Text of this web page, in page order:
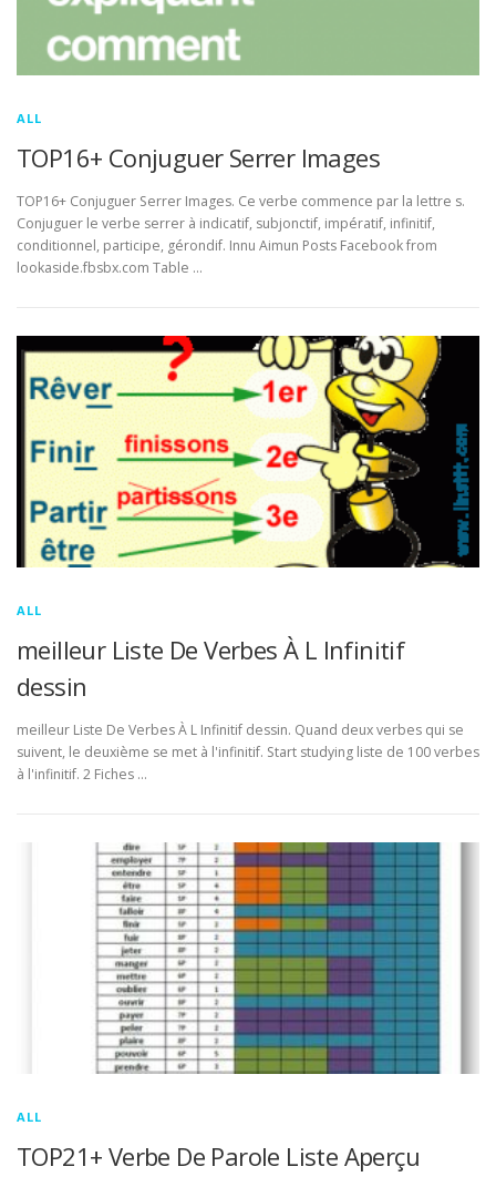
ALL
TOP16+ Conjuguer Serrer Images
TOP16+ Conjuguer Serrer Images. Ce verbe commence par la lettre s.
Conjuguer le verbe serrer à indicatif, subjonctif, impératif, infinitif,
conditionnel, participe, gérondif. Innu Aimun Posts Facebook from
lookaside.fbsbx.com Table …
ALL
meilleur Liste De Verbes À L Infinitif
dessin
meilleur Liste De Verbes À L Infinitif dessin. Quand deux verbes qui se
suivent, le deuxième se met à l'infinitif. Start studying liste de 100 verbes
à l'infinitif. 2 Fiches …
ALL
TOP21+ Verbe De Parole Liste Aperçu